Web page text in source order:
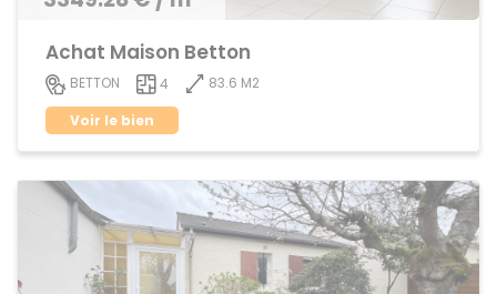
Achat Maison Betton
BETTON 4
83.6 M2
Voir le bien